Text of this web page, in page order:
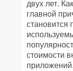
двух лет.
главной
становится
стоимости
приложений.